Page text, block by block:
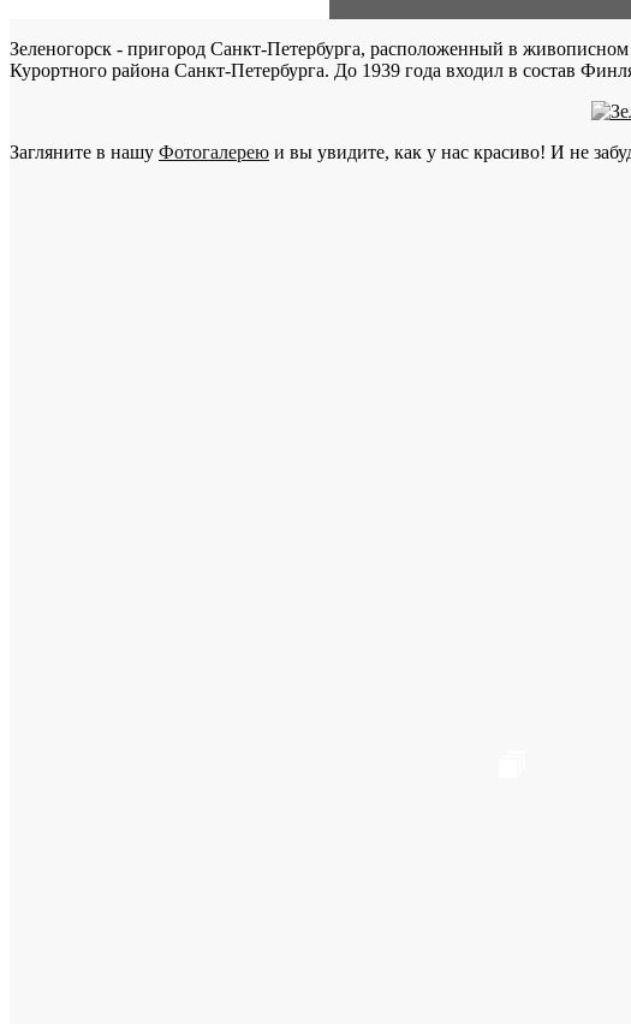
Зеленогорск - пригород Санкт-Петербурга, расположенный в
Курортного района Санкт-Петербурга. До 1939 года входил в состав
Загляните в нашу Фотогалерею и вы увидите, как у нас красиво! И не